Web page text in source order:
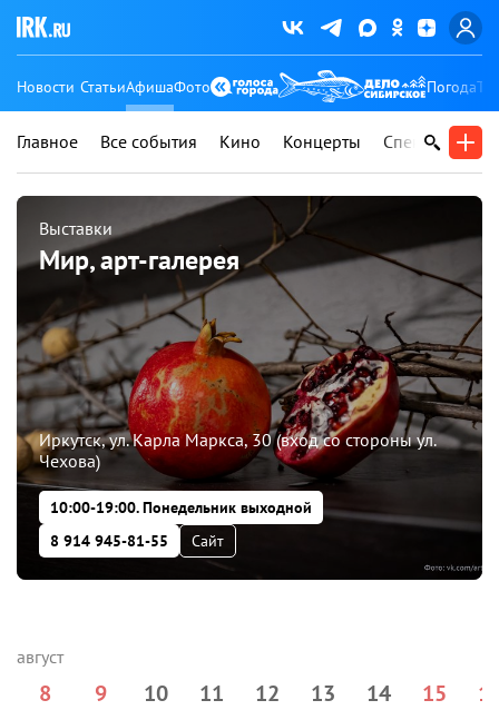
Новости СтатьиАфишаФото Погода
Главное Все события Кино Концерты Спектакли
Выставки
Мир, арт-галерея
Иркутск, ул. Карла Маркса, 30 (вход со стороны ул.
Чехова)
10:00-19:00. Понедельник выходной
8 914 945-81-55
Сайт
8 9 10 11 12 13 14 15